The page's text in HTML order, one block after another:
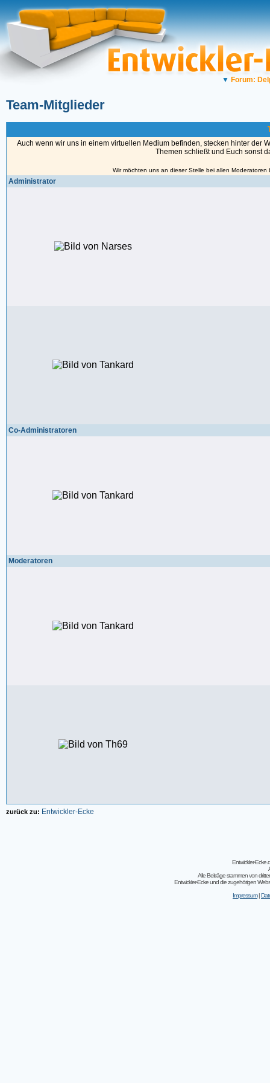
▼ Forum:
Team-Mitglieder
Auch wenn wir uns in einem virtuellen Medium befinden, stecken hinter der
Themen schließt und Euch sonst
Wir möchten uns an dieser Stelle bei allen
Administrator
Co-Administratoren
Moderatoren
zurück zu: Entwickler-Ecke
Entwickler-
Alle Beiträge stammen von
Entwickler-Ecke und die zugehörigen
Impressum|